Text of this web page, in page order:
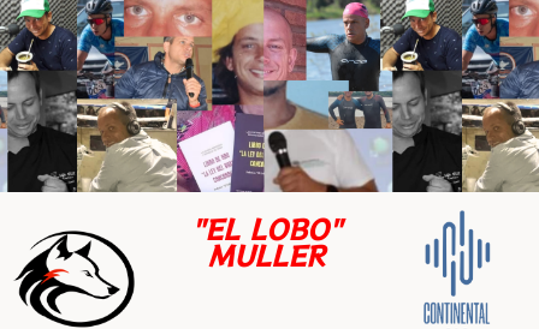
"EL LOBO"
MULLER